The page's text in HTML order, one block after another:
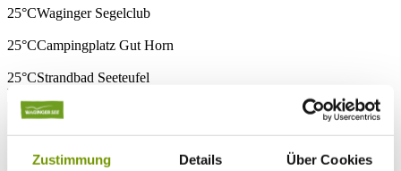
Zustimmung Details Über Cookies
25°CWaginger Segelclub
25°CCampingplatz Gut Horn
25°CStrandbad Seeteufel
WEBCAM